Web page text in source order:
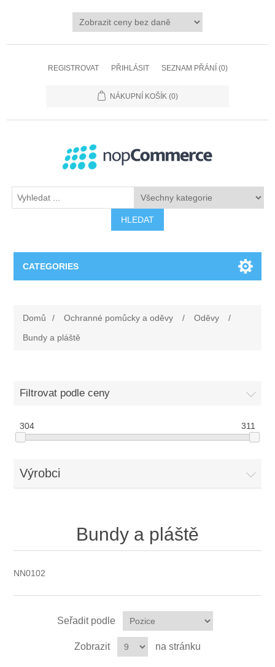
REGISTROVAT PŘIHLÁSIT SEZNAM PŘÁNÍ (0)
NÁKUPNÍ KOŠÍK (0)
HLEDAT
CATEGORIES
Oděvy
Ochrana sluchu
Ochrana zraku
Ochrana dechu
Ochrana proti pádu
Drogerie a ostatní vybavení
Rohože
Elektrodoplňky
Domů / Ochranné pomůcky a oděvy / Oděvy
/
Bundy a pláště
Filtrovat podle ceny
304 311
Výrobci
Bundy a pláště
NN0102
Seřadit podle
Zobrazit na stránku